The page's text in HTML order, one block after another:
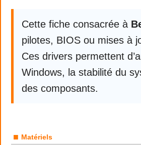
Cette fiche consacrée à
pilotes, BIOS ou mises à
Ces drivers permettent
Windows, la stabilité du
des composants.
■ Matériels